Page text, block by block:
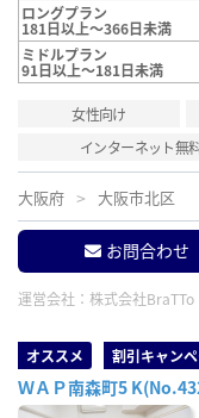
ロングプラン
181日以上～366日未満
ミドルプラン
91日以上～181日未満
女性向け
インターネット無
大阪府 大阪市北区
お問合わせ
運営会社： 株式会社BraTTo
オススメ 割引キャン
ＷＡＰ南森町5